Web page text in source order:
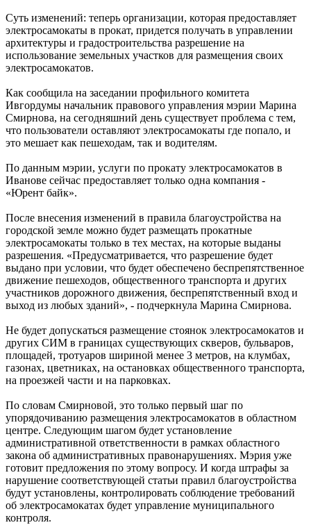
Суть изменений: теперь организации, которая предоставляет
электросамокаты в прокат, придется получать в управлении
архитектуры и градостроительства разрешение на
использование земельных участков для размещения своих
электросамокатов.
Как сообщила на заседании профильного комитета
Ивгордумы начальник правового управления мэрии Марина
Смирнова, на сегодняшний день существует проблема с тем,
что пользователи оставляют электросамокаты где попало, и
это мешает как пешеходам, так и водителям.
По данным мэрии, услуги по прокату электросамокатов в
Иванове сейчас предоставляет только одна компания -
«Юрент байк».
После внесения изменений в правила благоустройства на
городской земле можно будет размещать прокатные
электросамокаты только в тех местах, на которые выданы
разрешения. «Предусматривается, что разрешение будет
выдано при условии, что будет обеспечено беспрепятственное
движение пешеходов, общественного транспорта и других
участников дорожного движения, беспрепятственный вход и
выход из любых зданий», - подчеркнула Марина Смирнова.
Не будет допускаться размещение стоянок электросамокатов и
других СИМ в границах существующих скверов, бульваров,
площадей, тротуаров шириной менее 3 метров, на клумбах,
газонах, цветниках, на остановках общественного транспорта,
на проезжей части и на парковках.
По словам Смирновой, это только первый шаг по
упорядочиванию размещения электросамокатов в областном
центре. Следующим шагом будет установление
административной ответственности в рамках областного
закона об административных правонарушениях. Мэрия уже
готовит предложения по этому вопросу. И когда штрафы за
нарушение соответствующей статьи правил благоустройства
будут установлены, контролировать соблюдение требований
об электросамокатах будет управление муниципального
контроля.